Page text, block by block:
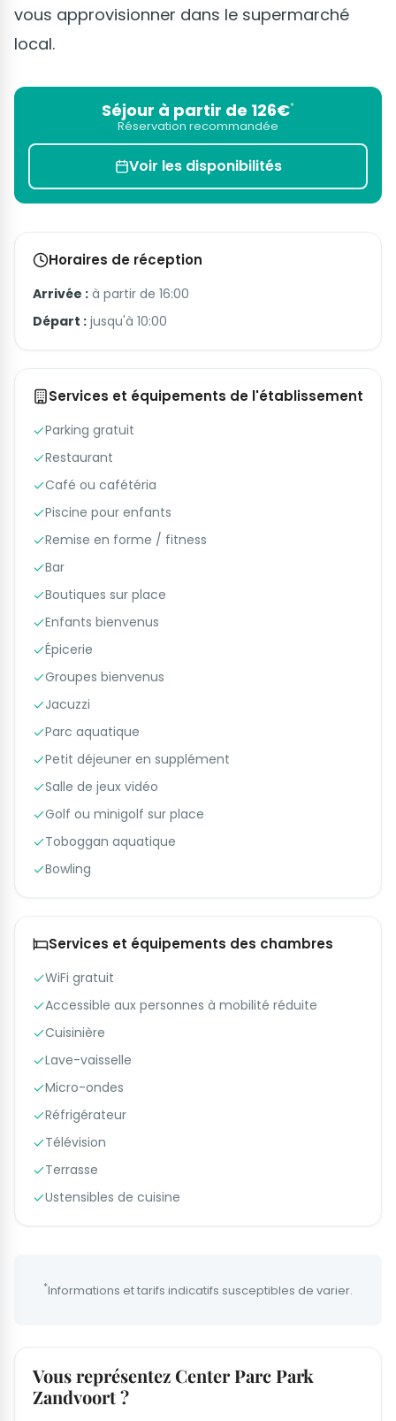
vous approvisionner dans le supermarché
local.
Séjour à partir de 126€*
Réservation recommandée
Voir les disponibilités
Horaires de réception
Arrivée : à partir de 16:00
Départ : jusqu'à 10:00
Services et équipements de l'établissement
Parking gratuit
Restaurant
Café ou cafétéria
Piscine pour enfants
Remise en forme / fitness
Bar
Boutiques sur place
Enfants bienvenus
Épicerie
Groupes bienvenus
Jacuzzi
Parc aquatique
Petit déjeuner en supplément
Salle de jeux vidéo
Golf ou minigolf sur place
Toboggan aquatique
Bowling
Services et équipements des chambres
WiFi gratuit
Accessible aux personnes à mobilité réduite
Cuisinière
Lave-vaisselle
Micro-ondes
Réfrigérateur
Télévision
Terrasse
Ustensibles de cuisine
*Informations et tarifs indicatifs susceptibles de varier.
Vous représentez Center Parc Park
Zandvoort ?